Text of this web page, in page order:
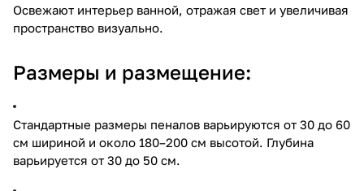
Освежают интерьер ванной, отражая свет и увеличивая
пространство визуально.
Размеры и размещение:
Стандартные размеры пеналов варьируются от 30 до 60
см шириной и около 180–200 см высотой. Глубина
варьируется от 30 до 50 см.